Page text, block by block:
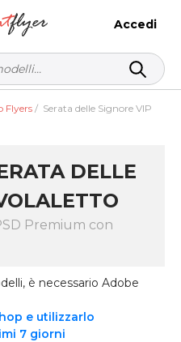
Accedi
Flyers / Serata delle Signore VIP
DELLE
Premium con
è necessario Adobe
e utilizzarlo
7 giorni